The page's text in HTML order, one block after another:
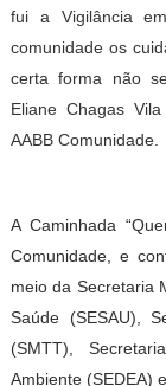
fui a Vigilância
comunidade os
certa forma não
Eliane Chagas
AABB Comunidade.
A Caminhada
Comunidade, e
meio da Secretaria
Saúde (SESAU),
(SMTT),
Ambiente (SEDEA)